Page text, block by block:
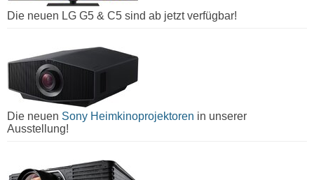
Die neuen LG G5 & C5 sind ab jetzt verfügbar!
Die neuen Sony Heimkinoprojektoren in unserer
Ausstellung!